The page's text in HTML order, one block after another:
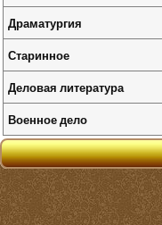
Драматургия
Старинное
Деловая литература
Военное дело